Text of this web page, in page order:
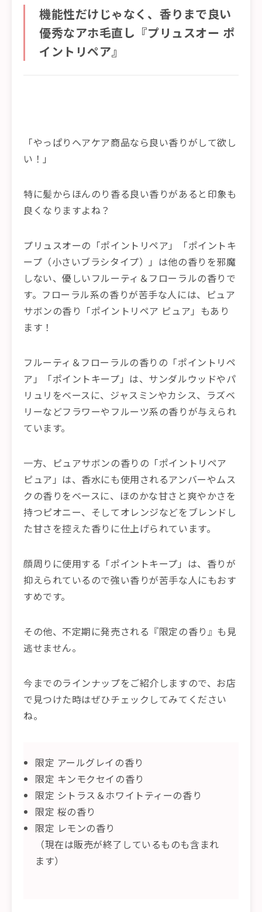
機能性だけじゃなく、香りまで良い
優秀なアホ毛直し『プリュスオー ポ
イントリペア』
「やっぱりヘアケア商品なら良い香りがして欲し
い！」
特に髪からほんのり香る良い香りがあると印象も
良くなりますよね？
プリュスオーの「ポイントリペア」「ポイントキ
ープ（小さいブラシタイプ）」は他の香りを邪魔
しない、優しいフルーティ＆フローラルの香りで
す。フローラル系の香りが苦手な人には、ピュア
サボンの香り「ポイントリペア ピュア」もあり
ます！
フルーティ＆フローラルの香りの「ポイントリペ
ア」「ポイントキープ」は、サンダルウッドやパ
リュリをベースに、ジャスミンやカシス、ラズベ
リーなどフラワーやフルーツ系の香りが与えられ
ています。
一方、ピュアサボンの香りの「ポイントリペア
ピュア」は、香水にも使用されるアンバーやムス
クの香りをベースに、ほのかな甘さと爽やかさを
持つピオニー、そしてオレンジなどをブレンドし
た甘さを控えた香りに仕上げられています。
顔周りに使用する「ポイントキープ」は、香りが
抑えられているので強い香りが苦手な人にもおす
すめです。
その他、不定期に発売される『限定の香り』も見
逃せません。
今までのラインナップをご紹介しますので、お店
で見つけた時はぜひチェックしてみてください
ね。
限定 アールグレイの香り
限定 キンモクセイの香り
限定 シトラス＆ホワイトティーの香り
限定 桜の香り
限定 レモンの香り
（現在は販売が終了しているものも含まれ
ます）